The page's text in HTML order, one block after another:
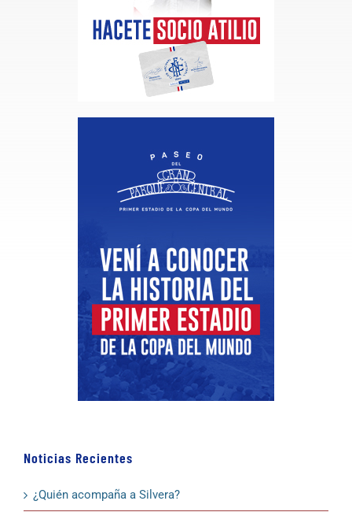
Noticias Recientes
¿Quién acompaña a Silvera?